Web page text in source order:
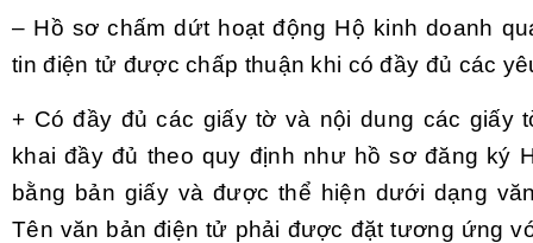
– Hồ sơ chấm dứt hoạt động Hộ kinh doanh
tin điện tử được chấp thuận khi có đầy đủ các
+ Có đầy đủ các giấy tờ và nội dung các giấy
khai đầy đủ theo quy định như hồ sơ đăng ký
bằng bản giấy và được thể hiện dưới dạng
Tên văn bản điện tử phải được đặt tương ứng